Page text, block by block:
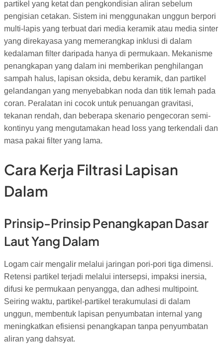
partikel yang ketat dan pengkondisian aliran sebelum
pengisian cetakan. Sistem ini menggunakan unggun berpori
multi-lapis yang terbuat dari media keramik atau media sinter
yang direkayasa yang memerangkap inklusi di dalam
kedalaman filter daripada hanya di permukaan. Mekanisme
penangkapan yang dalam ini memberikan penghilangan
sampah halus, lapisan oksida, debu keramik, dan partikel
gelandangan yang menyebabkan noda dan titik lemah pada
coran. Peralatan ini cocok untuk penuangan gravitasi,
tekanan rendah, dan beberapa skenario pengecoran semi-
kontinyu yang mengutamakan head loss yang terkendali dan
masa pakai filter yang lama.
Cara Kerja Filtrasi Lapisan
Dalam
Prinsip-Prinsip Penangkapan Dasar
Laut Yang Dalam
Logam cair mengalir melalui jaringan pori-pori tiga dimensi.
Retensi partikel terjadi melalui intersepsi, impaksi inersia,
difusi ke permukaan penyangga, dan adhesi multipoint.
Seiring waktu, partikel-partikel terakumulasi di dalam
unggun, membentuk lapisan penyumbatan internal yang
meningkatkan efisiensi penangkapan tanpa penyumbatan
aliran yang dahsyat.